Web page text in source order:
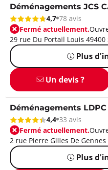
Déménagements JCS
4,7 78 avis
Fermé actuellement.
29 rue Du Portail Louis
Plus
Un devis ?
Déménagements
4,4 33 avis
Fermé actuellement.
2 rue Pierre Gilles De
Plus